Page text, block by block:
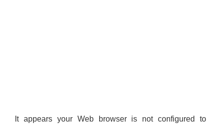
It appears your Web browser is not configured to